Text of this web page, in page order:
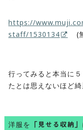
https://
staff/1530134
(
行ってみると本当に
たとは思えないほど
洋服を 「見せる収納」